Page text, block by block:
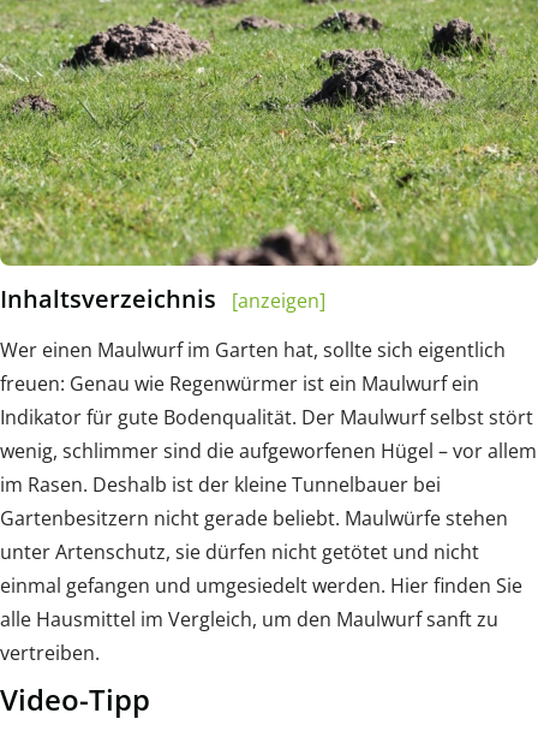
Inhaltsverzeichnis
[anzeigen]
Wer einen Maulwurf im Garten hat, sollte sich eigentlich
freuen: Genau wie Regenwürmer ist ein Maulwurf ein
Indikator für gute Bodenqualität. Der Maulwurf selbst stört
wenig, schlimmer sind die aufgeworfenen Hügel – vor allem
im Rasen. Deshalb ist der kleine Tunnelbauer bei
Gartenbesitzern nicht gerade beliebt. Maulwürfe stehen
unter Artenschutz, sie dürfen nicht getötet und nicht
einmal gefangen und umgesiedelt werden. Hier finden Sie
alle Hausmittel im Vergleich, um den Maulwurf sanft zu
vertreiben.
Video-Tipp